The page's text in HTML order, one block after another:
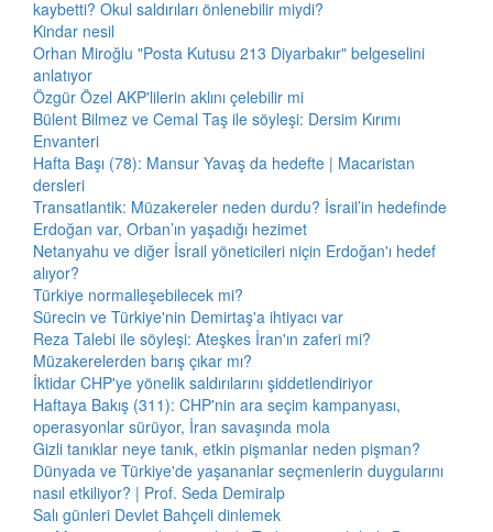
kaybetti? Okul saldırıları önlenebilir miydi?
Kindar nesil
Orhan Miroğlu "Posta Kutusu 213 Diyarbakır" belgeselini
anlatıyor
Özgür Özel AKP'lilerin aklını çelebilir mi
Bülent Bilmez ve Cemal Taş ile söyleşi: Dersim Kırımı
Envanteri
Hafta Başı (78): Mansur Yavaş da hedefte | Macaristan
dersleri
Transatlantik: Müzakereler neden durdu? İsrail’in hedefinde
Erdoğan var, Orban’ın yaşadığı hezimet
Netanyahu ve diğer İsrail yöneticileri niçin Erdoğan'ı hedef
alıyor?
Türkiye normalleşebilecek mi?
Sürecin ve Türkiye'nin Demirtaş'a ihtiyacı var
Reza Talebi ile söyleşi: Ateşkes İran'ın zaferi mi?
Müzakerelerden barış çıkar mı?
İktidar CHP'ye yönelik saldırılarını şiddetlendiriyor
Haftaya Bakış (311): CHP'nin ara seçim kampanyası,
operasyonlar sürüyor, İran savaşında mola
Gizli tanıklar neye tanık, etkin pişmanlar neden pişman?
Dünyada ve Türkiye'de yaşananlar seçmenlerin duygularını
nasıl etkiliyor? | Prof. Seda Demiralp
Salı günleri Devlet Bahçeli dinlemek